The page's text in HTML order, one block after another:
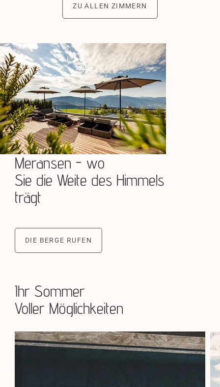
ZU ALLEN ZIMMERN
Meransen - wo
Sie die Weite des Himmels
trägt
DIE BERGE RUFEN
Ihr Sommer
Voller Möglichkeiten